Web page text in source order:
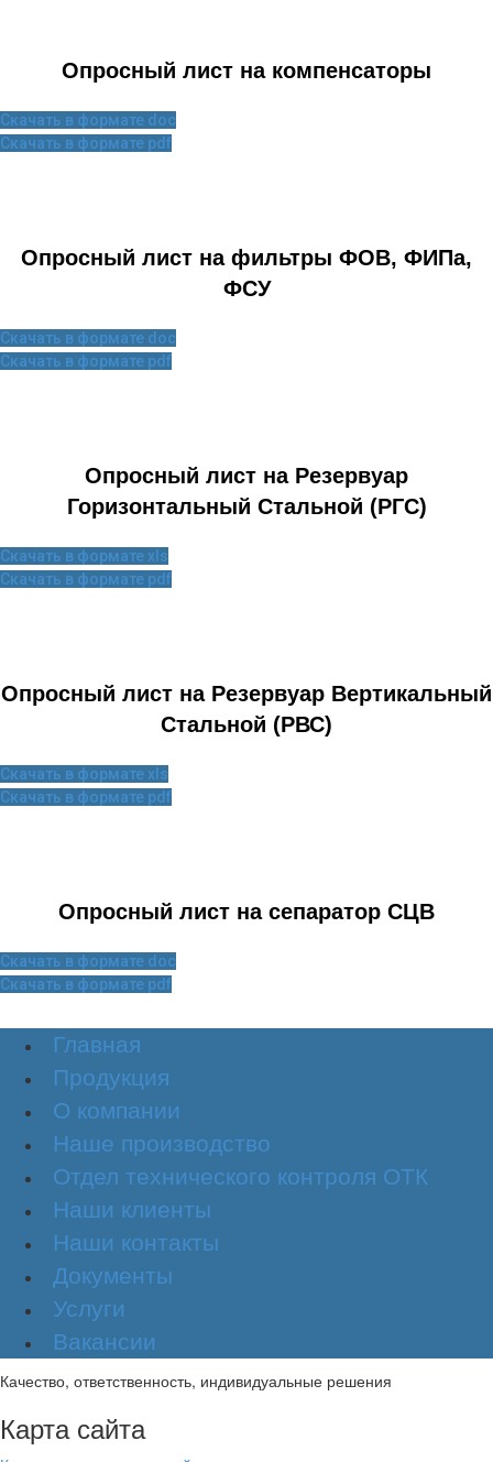
Опросный лист на компенсаторы
Скачать в формате doc
Скачать в формате pdf
Опросный лист на фильтры ФОВ, ФИПа,
ФСУ
Скачать в формате doc
Скачать в формате pdf
Опросный лист на Резервуар
Горизонтальный Стальной (РГС)
Скачать в формате xls
Скачать в формате pdf
Опросный лист на Резервуар Вертикальный
Стальной (РВС)
Скачать в формате xls
Скачать в формате pdf
Опросный лист на сепаратор CЦВ
Скачать в формате doc
Скачать в формате pdf
Главная
Продукция
О компании
Наше производство
Отдел технического контроля ОТК
Наши клиенты
Наши контакты
Документы
Услуги
Вакансии
Качество, ответственность, индивидуальные решения
Карта сайта